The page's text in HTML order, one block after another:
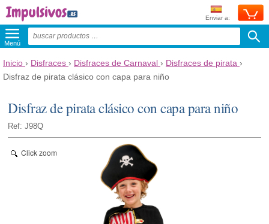
Enviar a:
Menú
Inicio › Disfraces › Disfraces de Carnaval › Disfraces de pirata ›
Disfraz de pirata clásico con capa para niño
Disfraz de pirata clásico con capa para niño
Ref: J98Q
Click zoom